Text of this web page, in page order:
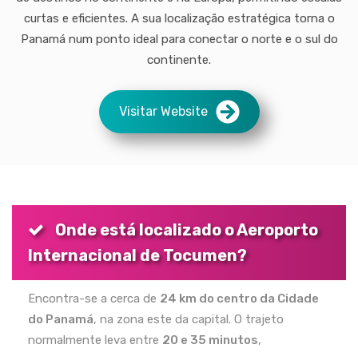
curtas e eficientes. A sua localização estratégica torna o
Panamá num ponto ideal para conectar o norte e o sul do
continente.
Visitar Website
Onde está localizado o Aeroporto
Internacional de Tocumen?
Encontra-se a cerca de 24 km do centro da Cidade
do Panamá, na zona este da capital. O trajeto
normalmente leva entre 20 e 35 minutos,